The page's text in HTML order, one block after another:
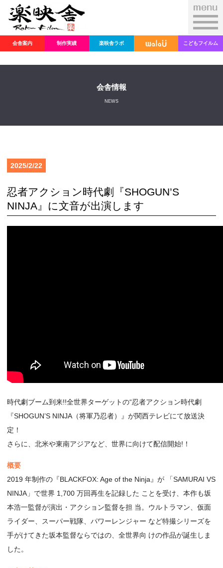
会舎案内 制作実績 楽映舎ラボ こどもフイルム
会舎情報
NEWS
2025/2/22
忍者アクション時代劇『SHOGUN’S
NINJA』に文音が出演します
時代劇ブーム到来!!全世界ターゲットの“忍者アクション時代劇
『SHOGUN’S NINJA（将軍乃忍者）』が関西テレビにて放送決
定！
さらに、北米や東南アジアなど、世界に向けて配信開始!！
概要
2019 年制作の『BLACKFOX: Age of the Ninja』が 「SAMURAI VS
NINJA」で世界 1,700 万回再生を記録した ことを受け、本作も坂
本浩一監督が演出・アクション監督を担 当。ウルトラマン、仮面
ライダー、スーパー戦隊、パワーレンジャー など特撮シリーズを
手がけてきた坂本監督ならではの、全世界向 けの作品が誕生しま
した。